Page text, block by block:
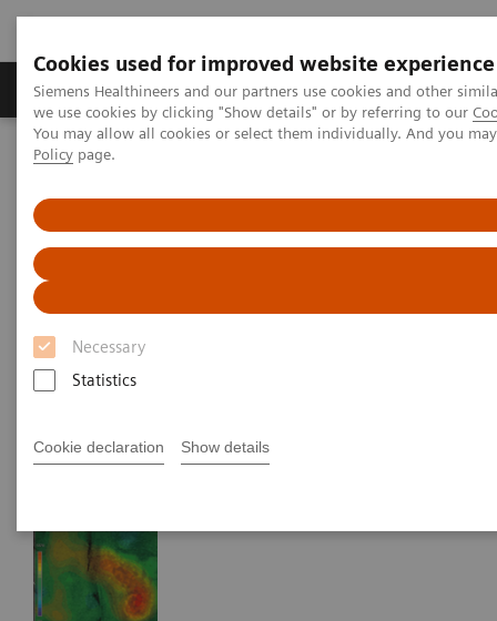
Cookies used for improved website experience
Siemens Healthineers and our partners use cookies and other
we use cookies by clicking "Show details" or by referring to our
You may allow all cookies or select them individually. And you
Policy page.
Necessary
Statistics
Cookie declaration Show details
Productos y servicios Especialidades Clínicas
Siemens Healthineers Latinoamérica
Opciones y actualizaciones
Chemical Shift Imaging (CSI)
Chemical Shift Imaging (CSI)